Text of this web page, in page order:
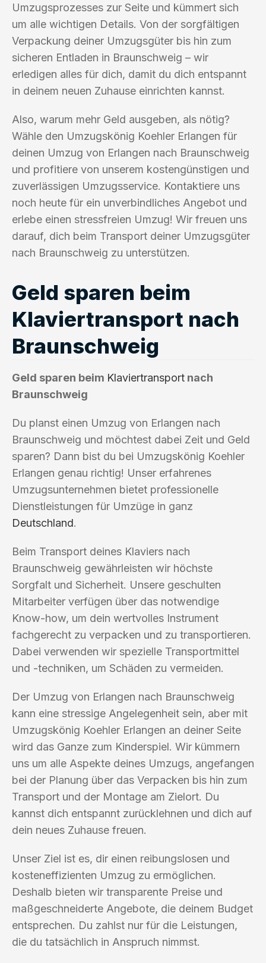
Umzugsprozesses zur Seite und kümmert sich
um alle wichtigen Details. Von der sorgfältigen
Verpackung deiner Umzugsgüter bis hin zum
sicheren Entladen in Braunschweig – wir
erledigen alles für dich, damit du dich entspannt
in deinem neuen Zuhause einrichten kannst.
Also, warum mehr Geld ausgeben, als nötig?
Wähle den Umzugskönig Koehler Erlangen für
deinen Umzug von Erlangen nach Braunschweig
und profitiere von unserem kostengünstigen und
zuverlässigen Umzugsservice. Kontaktiere uns
noch heute für ein unverbindliches Angebot und
erlebe einen stressfreien Umzug! Wir freuen uns
darauf, dich beim Transport deiner Umzugsgüter
nach Braunschweig zu unterstützen.
Geld sparen beim
Klaviertransport nach
Braunschweig
Geld sparen beim Klaviertransport nach
Braunschweig
Du planst einen Umzug von Erlangen nach
Braunschweig und möchtest dabei Zeit und Geld
sparen? Dann bist du bei Umzugskönig Koehler
Erlangen genau richtig! Unser erfahrenes
Umzugsunternehmen bietet professionelle
Dienstleistungen für Umzüge in ganz
Deutschland.
Beim Transport deines Klaviers nach
Braunschweig gewährleisten wir höchste
Sorgfalt und Sicherheit. Unsere geschulten
Mitarbeiter verfügen über das notwendige
Know-how, um dein wertvolles Instrument
fachgerecht zu verpacken und zu transportieren.
Dabei verwenden wir spezielle Transportmittel
und -techniken, um Schäden zu vermeiden.
Der Umzug von Erlangen nach Braunschweig
kann eine stressige Angelegenheit sein, aber mit
Umzugskönig Koehler Erlangen an deiner Seite
wird das Ganze zum Kinderspiel. Wir kümmern
uns um alle Aspekte deines Umzugs, angefangen
bei der Planung über das Verpacken bis hin zum
Transport und der Montage am Zielort. Du
kannst dich entspannt zurücklehnen und dich auf
dein neues Zuhause freuen.
Unser Ziel ist es, dir einen reibungslosen und
kosteneffizienten Umzug zu ermöglichen.
Deshalb bieten wir transparente Preise und
maßgeschneiderte Angebote, die deinem Budget
entsprechen. Du zahlst nur für die Leistungen,
die du tatsächlich in Anspruch nimmst.